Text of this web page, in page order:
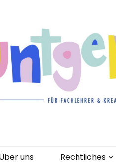
Über uns Rechtliches